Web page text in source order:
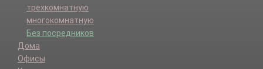
трехкомнатную
многокомнатную
Без посредников
Дома
Офисы